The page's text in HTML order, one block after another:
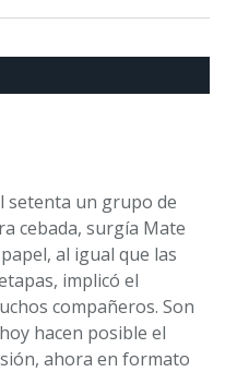
setenta un grupo de
cebada, surgía Mate
al igual que las
implicó el
compañeros. Son
hacen posible el
ahora en formato